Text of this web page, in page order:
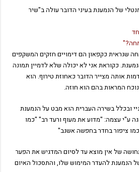
של הנמענת בעיני הדובר עולה ב"שיר
שנראית כקפאון הם דימויים חזקים המשקפים
כקוראת אני לא יכולה שלא לדמיין תמונה
אותה מצייר הדובר כאחוזת טירוף. הוא
נוכח המראות בהם הוא חוזה.
ובכלל בשירה העברית הוא מבט על הנמענת
ע"י עצמה: "מדוע את מעוף ורעד רב" "כמו
ציפור בחדר בחפשה אשנב"
של אין מוצא עד לסיום המדגיש את הפער
הנמענת להעדר המימוש שלו, והתסכול האיום